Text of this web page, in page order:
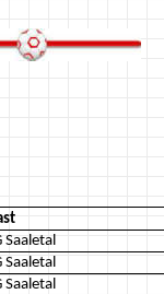
Saaletal
Saaletal
Saaletal